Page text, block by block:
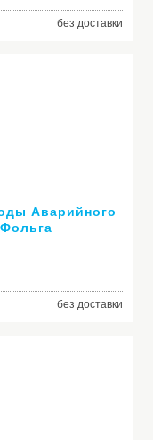
без доставки
Аварийного
без доставки